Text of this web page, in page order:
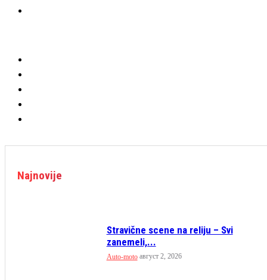
Najnovije
Stravične scene na reliju – Svi
zanemeli,...
Auto-moto август 2, 2026